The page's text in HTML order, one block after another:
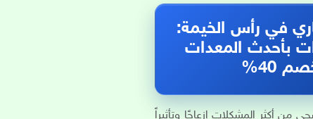
في رأس الخيمة:
بأحدث المعدات
40%
أكثر المشكلات إزعاجًا وتأثيراً